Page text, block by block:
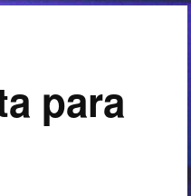
para